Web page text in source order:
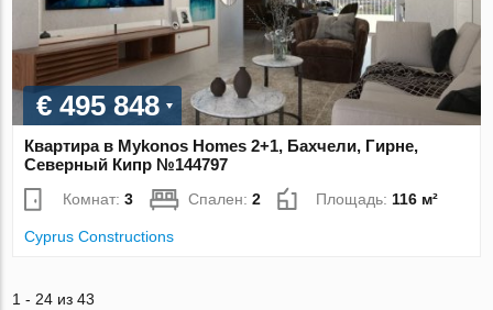
€ 495 848
Квартира в Mykonos Homes 2+1, Бахчели, Гирне,
Северный Кипр №144797
Комнат:3 Спален:2 Площадь:116 м²
Cyprus Constructions
1 - 24 из 43